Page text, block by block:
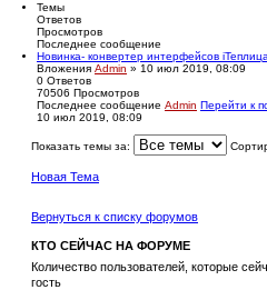
Темы
Ответов
Просмотров
Последнее сообщение
Новинка- конвертер интерфейсов
Вложения Admin » 10 июл 2019, 08:09
0 Ответов
70506 Просмотров
Последнее сообщение Admin Перейти к
10 июл 2019, 08:09
Показать темы за:
Новая Тема
Вернуться к списку форумов
КТО СЕЙЧАС НА ФОРУМЕ
Количество пользователей, которые
гость